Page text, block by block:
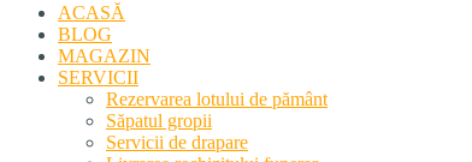
ACASĂ
BLOG
MAGAZIN
SERVICII
Rezervarea lotului de pământ
Săpatul gropii
Servicii de drapare